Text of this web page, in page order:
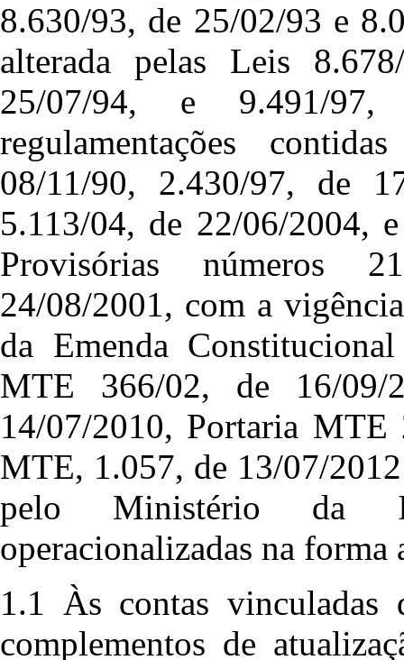
8.630/93, de 25/02/93 e
alterada pelas Leis
25/07/94, e 9.491/
regulamentações
08/11/90, 2.430/97, de
5.113/04, de 22/06/2004,
Provisórias números
24/08/2001, com a
da Emenda
MTE 366/02, de 16/09/
14/07/2010, Portaria
MTE, 1.057, de 13/07/
pelo Ministério da
operacionalizadas na forma
1.1 Às contas vinculadas
complementos de